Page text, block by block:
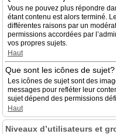
Vous ne pouvez plus répondre
étant contenu est alors terminé.
différentes raisons par un
permissions accordées par
vos propres sujets.
Haut
Que sont les icônes de sujet?
Les icônes de sujet sont des
messages pour refléter leur
sujet dépend des permissions
Haut
Niveaux d’utilisateurs et